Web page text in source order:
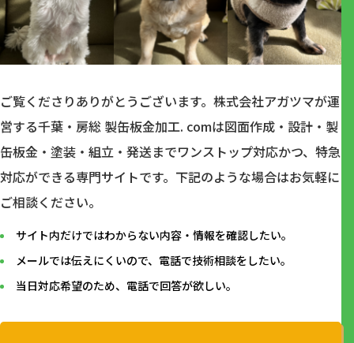
ご覧くださりありがとうございます。株式会社アガツマが運
営する千葉・房総 製缶板金加工. comは図面作成・設計・製
缶板金・塗装・組立・発送までワンストップ対応かつ、特急
対応ができる専⾨サイトです。下記のような場合はお気軽に
ご相談ください。
サイト内だけではわからない内容・情報を確認したい。
メールでは伝えにくいので、電話で技術相談をしたい。
当日対応希望のため、電話で回答が欲しい。